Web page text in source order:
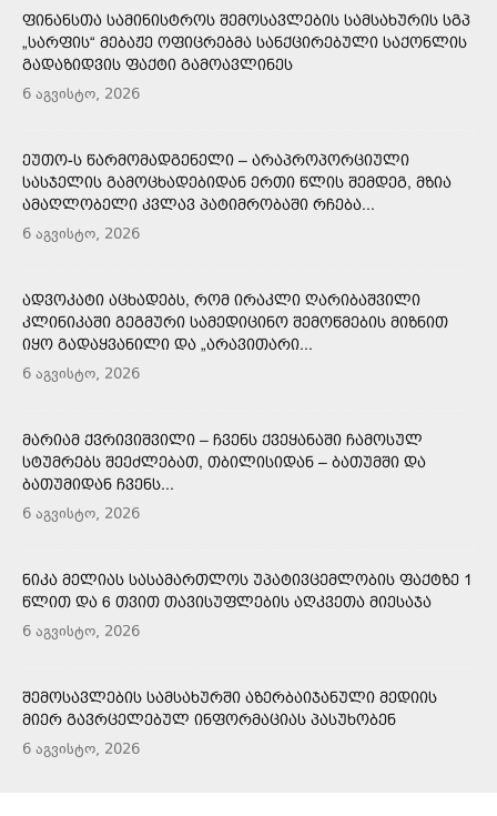
ᲤᲘᲜᲐᲜᲡᲗᲐ ᲡᲐᲛᲘᲜᲘᲡᲢᲠᲝᲡ ᲨᲔᲛᲝᲡᲐᲕᲚᲔᲑᲘᲡ ᲡᲐᲛᲡᲐᲮᲣᲠᲘᲡ ᲡᲒᲞ
„ᲡᲐᲠᲤᲘᲡ“ ᲛᲔᲑᲐᲟᲔ ᲝᲤᲘᲪᲠᲔᲑᲛᲐ ᲡᲐᲜᲥᲪᲘᲠᲔᲑᲣᲚᲘ ᲡᲐᲥᲝᲜᲚᲘᲡ
ᲒᲐᲓᲐᲖᲘᲓᲕᲘᲡ ᲤᲐᲥᲢᲘ ᲒᲐᲛᲝᲐᲕᲚᲘᲜᲔᲡ
6 აგვისტო, 2026
ᲔᲣᲗᲝ-Ს ᲬᲐᲠᲛᲝᲛᲐᲓᲒᲔᲜᲔᲚᲘ – ᲐᲠᲐᲞᲠᲝᲞᲝᲠᲪᲘᲣᲚᲘ
ᲡᲐᲡᲯᲔᲚᲘᲡ ᲒᲐᲛᲝᲪᲮᲐᲓᲔᲑᲘᲓᲐᲜ ᲔᲠᲗᲘ ᲬᲚᲘᲡ ᲨᲔᲛᲓᲔᲒ, ᲛᲖᲘᲐ
ᲐᲛᲐᲦᲚᲝᲑᲔᲚᲘ ᲙᲕᲚᲐᲕ ᲞᲐᲢᲘᲛᲠᲝᲑᲐᲨᲘ ᲠᲩᲔᲑᲐ...
6 აგვისტო, 2026
ᲐᲓᲕᲝᲙᲐᲢᲘ ᲐᲪᲮᲐᲓᲔᲑᲡ, ᲠᲝᲛ ᲘᲠᲐᲙᲚᲘ ᲦᲐᲠᲘᲑᲐᲨᲕᲘᲚᲘ
ᲙᲚᲘᲜᲘᲙᲐᲨᲘ ᲒᲔᲒᲛᲣᲠᲘ ᲡᲐᲛᲔᲓᲘᲪᲘᲜᲝ ᲨᲔᲛᲝᲬᲛᲔᲑᲘᲡ ᲛᲘᲖᲜᲘᲗ
ᲘᲧᲝ ᲒᲐᲓᲐᲧᲕᲐᲜᲘᲚᲘ ᲓᲐ „ᲐᲠᲐᲕᲘᲗᲐᲠᲘ...
6 აგვისტო, 2026
ᲛᲐᲠᲘᲐᲛ ᲥᲕᲠᲘᲕᲘᲨᲕᲘᲚᲘ – ᲩᲕᲔᲜᲡ ᲥᲕᲔᲧᲐᲜᲐᲨᲘ ᲩᲐᲛᲝᲡᲣᲚ
ᲡᲢᲣᲛᲠᲔᲑᲡ ᲨᲔᲔᲫᲚᲔᲑᲐᲗ, ᲗᲑᲘᲚᲘᲡᲘᲓᲐᲜ – ᲑᲐᲗᲣᲛᲨᲘ ᲓᲐ
ᲑᲐᲗᲣᲛᲘᲓᲐᲜ ᲩᲕᲔᲜᲡ...
6 აგვისტო, 2026
ᲜᲘᲙᲐ ᲛᲔᲚᲘᲐᲡ ᲡᲐᲡᲐᲛᲐᲠᲗᲚᲝᲡ ᲣᲞᲐᲢᲘᲕᲪᲔᲛᲚᲝᲑᲘᲡ ᲤᲐᲥᲢᲖᲔ 1
ᲬᲚᲘᲗ ᲓᲐ 6 ᲗᲕᲘᲗ ᲗᲐᲕᲘᲡᲣᲤᲚᲔᲑᲘᲡ ᲐᲦᲙᲕᲔᲗᲐ ᲛᲘᲔᲡᲐᲯᲐ
6 აგვისტო, 2026
ᲨᲔᲛᲝᲡᲐᲕᲚᲔᲑᲘᲡ ᲡᲐᲛᲡᲐᲮᲣᲠᲨᲘ ᲐᲖᲔᲠᲑᲐᲘᲯᲐᲜᲣᲚᲘ ᲛᲔᲓᲘᲘᲡ
ᲛᲘᲔᲠ ᲒᲐᲕᲠᲪᲔᲚᲔᲑᲣᲚ ᲘᲜᲤᲝᲠᲛᲐᲪᲘᲐᲡ ᲞᲐᲡᲣᲮᲝᲑᲔᲜ
6 აგვისტო, 2026